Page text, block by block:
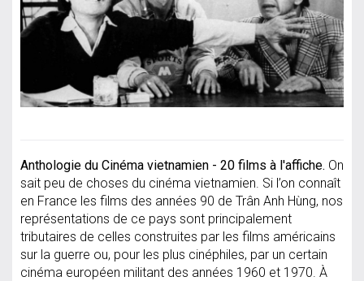
Anthologie du Cinéma vietnamien - 20 films à l'affiche. On
sait peu de choses du cinéma vietnamien. Si l’on connaît
en France les films des années 90 de Trân Anh Hùng, nos
représentations de ce pays sont principalement
tributaires de celles construites par les films américains
sur la guerre ou, pour les plus cinéphiles, par un certain
cinéma européen militant des années 1960 et 1970. À